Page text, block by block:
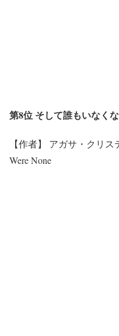
第8位 そして誰もいなく
【作者】 アガサ・クリ
Were None